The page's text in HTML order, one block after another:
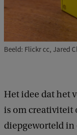
Beeld: Flickr cc, Jared
Het idee dat het
is om creativiteit
diepgeworteld in